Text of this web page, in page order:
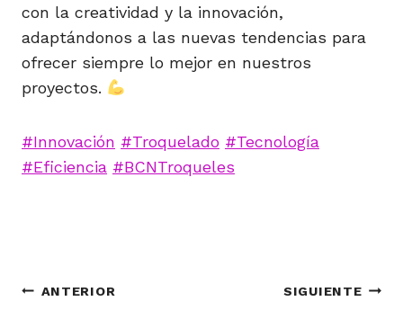
con la creatividad y la innovación,
adaptándonos a las nuevas tendencias para
ofrecer siempre lo mejor en nuestros
proyectos.
#Innovación #Troquelado #Tecnología
#Eficiencia #BCNTroqueles
Navegación
ANTERIOR SIGUIENTE